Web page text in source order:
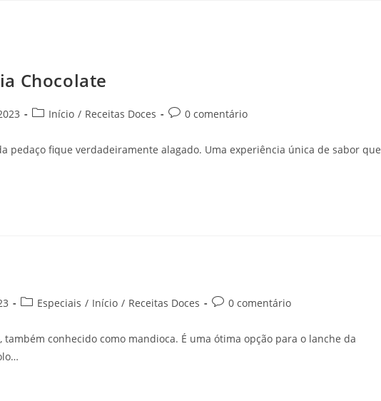
Chocolate
Início / Receitas Doces 0 comentário
pedaço fique verdadeiramente alagado. Uma experiência única de sabor que
Especiais / Início / Receitas Doces 0 comentário
conhecido como mandioca. É uma ótima opção para o lanche da